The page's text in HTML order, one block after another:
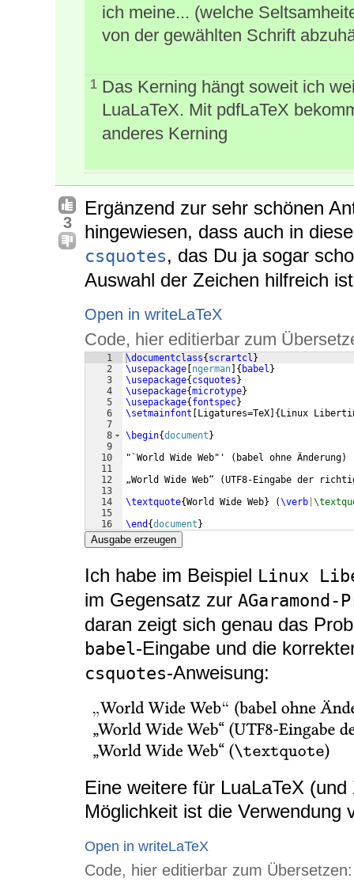
ich meine... (welche
von der gewählten Schrift
1 Das Kerning hängt soweit ich
LuaLaTeX. Mit pdfLaTeX
anderes Kerning
3
Ergänzend zur sehr schönen
hingewiesen, dass auch in
csquotes, das Du ja sogar
Auswahl der Zeichen hilfreich
Open in writeLaTeX
Code, hier editierbar zum
1
2
3
4
5
6
7
8
9
10
11
12
13
14
15
16
\documentclass{ scrartcl }
\usepackage ngerman { babel }
\usepackage{ csquotes }
\usepackage{microtype}
\usepackage{ fontspec}
\setmainfont
Ligatures=TeX { Linux
\begin{document }
"`World Wide Web"'
( babel ohne Änderung)
„World Wide Web“
(UTF8-Eingabe der
\textquote{World Wide Web} (\verb
\end {document }
Ausgabe erzeugen
Ich habe im Beispiel Linux
im Gegensatz zur
daran zeigt sich genau das
babel-Eingabe und die
csquotes-Anweisung:
Eine weitere für LuaLaTeX
Möglichkeit ist die Verwendung
Open in writeLaTeX
Code, hier editierbar zum Übersetzen: